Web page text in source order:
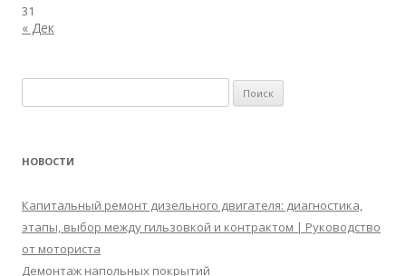
31
« Дек
НОВОСТИ
Капитальный ремонт дизельного двигателя: диагностика,
этапы, выбор между гильзовкой и контрактом | Руководство
от моториста
Демонтаж напольных покрытий